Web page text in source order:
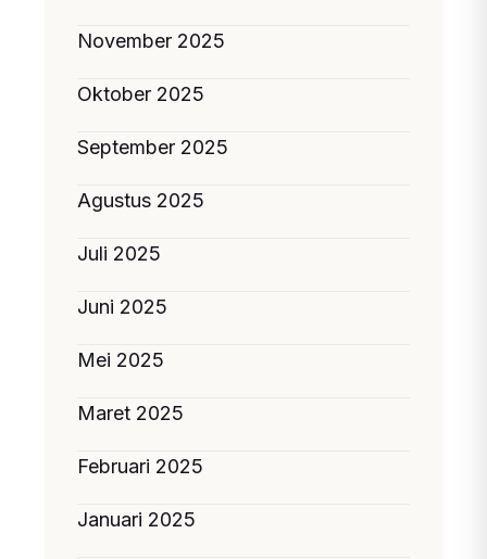
November 2025
Oktober 2025
September 2025
Agustus 2025
Juli 2025
Juni 2025
Mei 2025
Maret 2025
Februari 2025
Januari 2025